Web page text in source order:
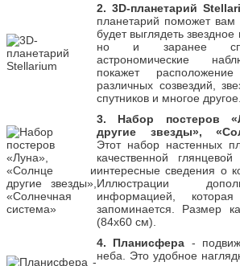
2. 3D-планетарий
планетарий поможет вам
будет выглядеть
но и заранее
астрономические
покажет
различных созвездий,
спутников и многое другое.
3. Набор постеров
другие звезды»,
Этот набор настенных
качественной
интересные сведения о
Иллюстрации
информацией,
запоминается. Размер
(84х60 см).
4. Планисфера -
неба. Это удобное